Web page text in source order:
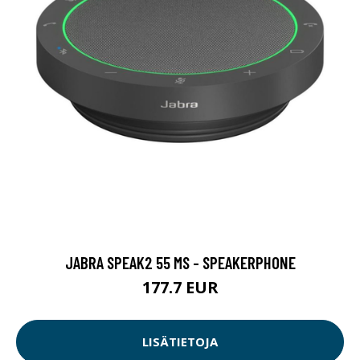
JABRA SPEAK2 55 MS - SPEAKERPHONE
177.7 EUR
LISÄTIETOJA